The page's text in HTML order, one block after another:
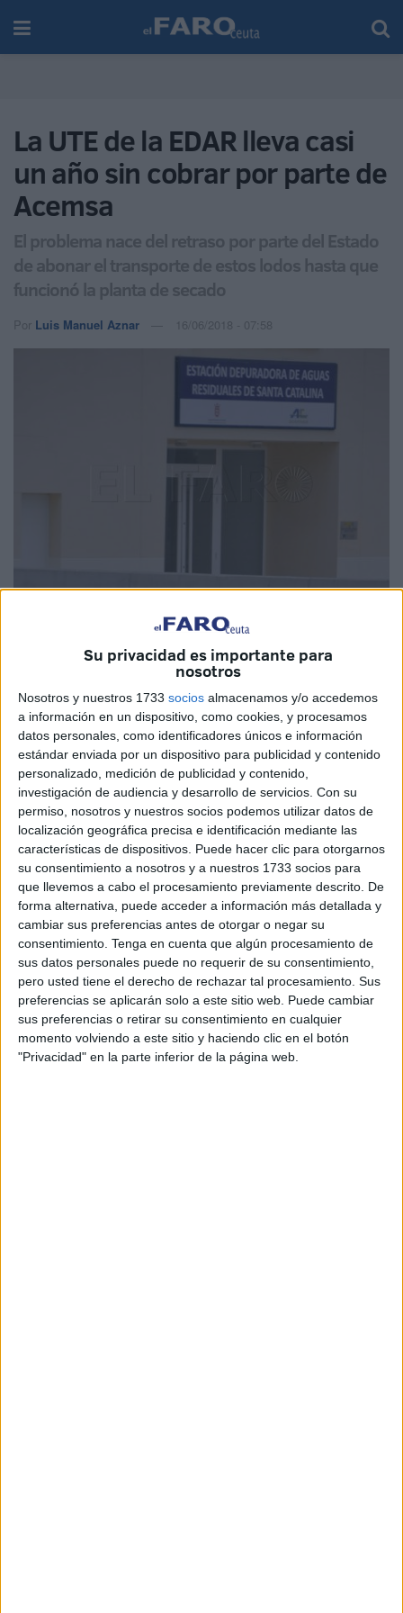
Su privacidad es importante para
nosotros
Nosotros y nuestros 1733 socios almacenamos y/o accedemos
a información en un dispositivo, como cookies, y procesamos
datos personales, como identificadores únicos e información
estándar enviada por un dispositivo para publicidad y contenido
personalizado, medición de publicidad y contenido,
investigación de audiencia y desarrollo de servicios. Con su
permiso, nosotros y nuestros socios podemos utilizar datos de
localización geográfica precisa e identificación mediante las
características de dispositivos. Puede hacer clic para otorgarnos
su consentimiento a nosotros y a nuestros 1733 socios para
que llevemos a cabo el procesamiento previamente descrito. De
forma alternativa, puede acceder a información más detallada y
cambiar sus preferencias antes de otorgar o negar su
consentimiento. Tenga en cuenta que algún procesamiento de
sus datos personales puede no requerir de su consentimiento,
pero usted tiene el derecho de rechazar tal procesamiento. Sus
preferencias se aplicarán solo a este sitio web. Puede cambiar
sus preferencias o retirar su consentimiento en cualquier
momento volviendo a este sitio y haciendo clic en el botón
"Privacidad" en la parte inferior de la página web.
La UTE de la EDAR lleva casi
un año sin cobrar por parte de
Acemsa
El problema nace del retraso por parte del Estado
de abonar el transporte de estos lodos hasta que
funcionó la planta de secado
Por Luis Manuel Aznar 16/06/2018 - 07:58
Hace casi un año que la Unión Temporal de Empresas
(UTE) que explota la Estación Depuradora de Aaguas
Residuales (EDAR) no cobra por parte de Acemsa y la
causa proviene de una asignatura pendiente de hace
varios años como era el traslado de los lodos que
generaba la citada EDAR a la Península.
El inicio de este conflicto económico se produce a partir de
que por parte de Acemsa se asume el pago a una empresa
ceutí de ese traslado de los lodos, esperanzados en la
promesa del Gobierno central sobre que se haría cargo de
este coste hasta que comenzara a funcionar la Planta de
Secado Térmico que, en plan de prueba, se puso en
marcha en los primeros meses del pasado año.
En esos tiempos era consejero de Medio Ambiente y
Sostenibilidad, Emilio Carreira, quien en más de una